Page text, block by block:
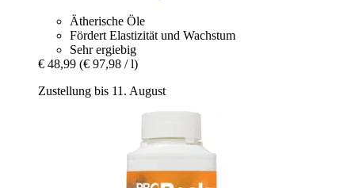
Ätherische Öle
Fördert Elastizität und Wachstum
Sehr ergiebig
€ 48,99 (€ 97,98 / l)
Zustellung bis 11. August